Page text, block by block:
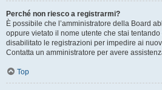
Perché non riesco a registrarmi?
È possibile che l’amministratore della Board
oppure vietato il nome utente che stai
disabilitato le registrazioni per impedire ai
Contatta un amministratore per avere
Top